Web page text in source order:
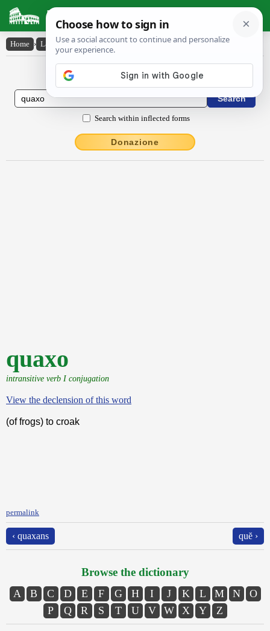
Latin Dictionary
Home › Latin-English › quaxo
Latin to English Dictionary
Search within inflected forms
Donazione
quaxo
intransitive verb I conjugation
View the declension of this word
(of frogs) to croak
permalink
‹ quaxans quĕ ›
Browse the dictionary
A B C D E F G H I J K L M N
O
P
Q R S T U V W X Y Z